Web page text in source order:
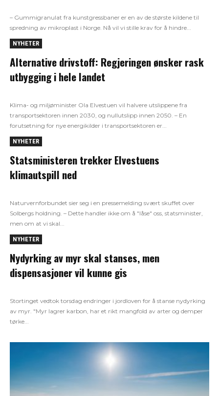
– Gummigranulat fra kunstgressbaner er en av de største kildene til
spredning av mikroplast i Norge. Nå vil vi stille krav for å hindre...
NYHETER
Alternative drivstoff: Regjeringen ønsker rask
utbygging i hele landet
Klima- og miljøminister Ola Elvestuen vil halvere utslippene fra
transportsektoren innen 2030, og nullutslipp innen 2050. – En
forutsetning for nye energikilder i transportsektoren er...
NYHETER
Statsministeren trekker Elvestuens
klimautspill ned
Naturvernforbundet sier seg i en pressemelding svært skuffet over
Solbergs holdning. – Dette handler ikke om å "låse" oss, statsminister,
men om at vi skal...
NYHETER
Nydyrking av myr skal stanses, men
dispensasjoner vil kunne gis
Stortinget vedtok torsdag endringer i jordloven for å stanse nydyrking
av myr. "Myr lagrer karbon, har et rikt mangfold av arter og demper
tørke...